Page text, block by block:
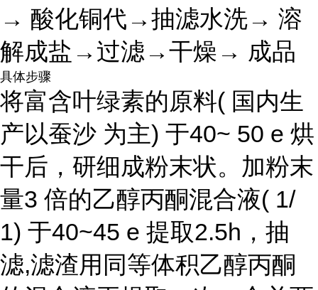
→ 酸化铜代→抽滤水洗→ 溶
解成盐→过滤→干燥→ 成品
具体步骤
将富含叶绿素的原料( 国内生
产以蚕沙 为主) 于40~ 50 e 烘
干后，研细成粉末状。加粉末
量3 倍的乙醇丙酮混合液( 1/
1) 于40~45 e 提取2.5h，抽
滤,滤渣用同等体积乙醇丙酮